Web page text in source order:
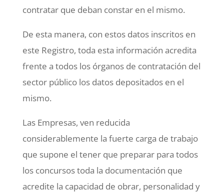
contratar que deban constar en el mismo.
De esta manera, con estos datos inscritos en
este Registro, toda esta información acredita
frente a todos los órganos de contratación del
sector público los datos depositados en el
mismo.
Las Empresas, ven reducida
considerablemente la fuerte carga de trabajo
que supone el tener que preparar para todos
los concursos toda la documentación que
acredite la capacidad de obrar, personalidad y